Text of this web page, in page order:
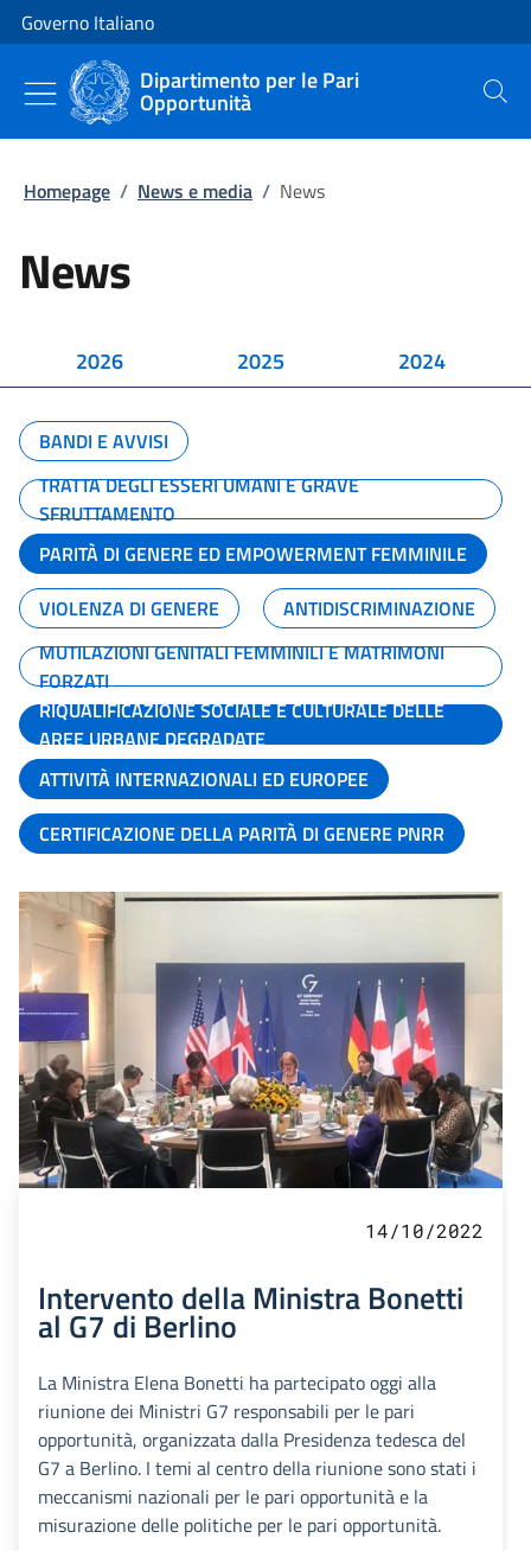
Vai al contenuto
Vai alla navigazione del sito
Governo Italiano
Dipartimento per le Pari
Opportunità Cerca
Homepage / News e media / News
News
2026 2025 2024
BANDI E AVVISI
TRATTA DEGLI ESSERI UMANI E GRAVE
SFRUTTAMENTO
PARITÀ DI GENERE ED EMPOWERMENT FEMMINILE
VIOLENZA DI GENERE
ANTIDISCRIMINAZIONE
MUTILAZIONI GENITALI FEMMINILI E MATRIMONI
FORZATI
RIQUALIFICAZIONE SOCIALE E CULTURALE DELLE
AREE URBANE DEGRADATE
ATTIVITÀ INTERNAZIONALI ED EUROPEE
CERTIFICAZIONE DELLA PARITÀ DI GENERE PNRR
14/10/2022
Intervento della Ministra Bonetti
al G7 di Berlino
La Ministra Elena Bonetti ha partecipato oggi alla
riunione dei Ministri G7 responsabili per le pari
opportunità, organizzata dalla Presidenza tedesca del
G7 a Berlino. I temi al centro della riunione sono stati i
meccanismi nazionali per le pari opportunità e la
misurazione delle politiche per le pari opportunità.